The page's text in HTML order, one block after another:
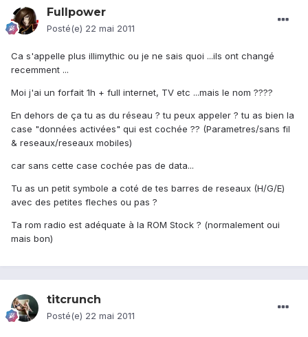
Fullpower
Posté(e) 22 mai 2011
Ca s'appelle plus illimythic ou je ne sais quoi ...ils ont changé
recemment ...
Moi j'ai un forfait 1h + full internet, TV etc ...mais le nom ????
En dehors de ça tu as du réseau ? tu peux appeler ? tu as bien la
case "données activées" qui est cochée ?? (Parametres/sans fil
& reseaux/reseaux mobiles)
car sans cette case cochée pas de data...
Tu as un petit symbole a coté de tes barres de reseaux (H/G/E)
avec des petites fleches ou pas ?
Ta rom radio est adéquate à la ROM Stock ? (normalement oui
mais bon)
titcrunch
Posté(e) 22 mai 2011